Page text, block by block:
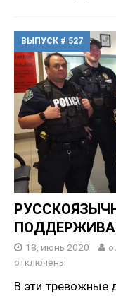
ВЫПУСК # 527
18, июнь 2020
отключены
В эти тревожные